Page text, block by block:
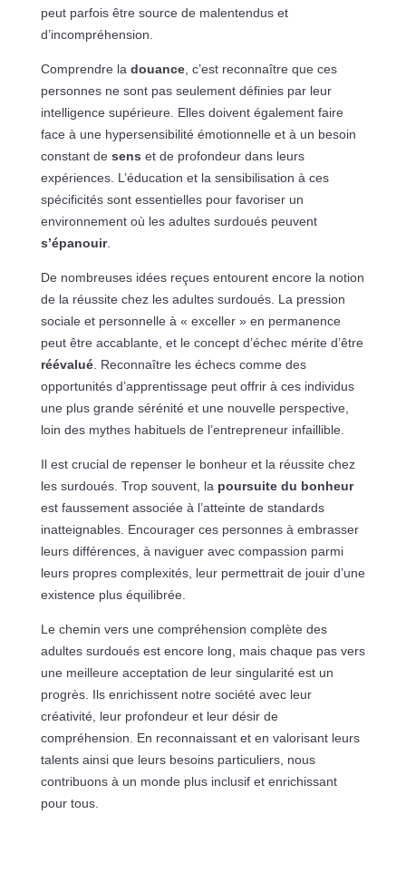
peut parfois être source de malentendus et
d’incompréhension.
Comprendre la douance, c’est reconnaître que ces
personnes ne sont pas seulement définies par leur
intelligence supérieure. Elles doivent également faire
face à une hypersensibilité émotionnelle et à un besoin
constant de sens et de profondeur dans leurs
expériences. L’éducation et la sensibilisation à ces
spécificités sont essentielles pour favoriser un
environnement où les adultes surdoués peuvent
s’épanouir.
De nombreuses idées reçues entourent encore la notion
de la réussite chez les adultes surdoués. La pression
sociale et personnelle à « exceller » en permanence
peut être accablante, et le concept d’échec mérite d’être
réévalué. Reconnaître les échecs comme des
opportunités d’apprentissage peut offrir à ces individus
une plus grande sérénité et une nouvelle perspective,
loin des mythes habituels de l’entrepreneur infaillible.
Il est crucial de repenser le bonheur et la réussite chez
les surdoués. Trop souvent, la poursuite du bonheur
est faussement associée à l’atteinte de standards
inatteignables. Encourager ces personnes à embrasser
leurs différences, à naviguer avec compassion parmi
leurs propres complexités, leur permettrait de jouir d’une
existence plus équilibrée.
Le chemin vers une compréhension complète des
adultes surdoués est encore long, mais chaque pas vers
une meilleure acceptation de leur singularité est un
progrès. Ils enrichissent notre société avec leur
créativité, leur profondeur et leur désir de
compréhension. En reconnaissant et en valorisant leurs
talents ainsi que leurs besoins particuliers, nous
contribuons à un monde plus inclusif et enrichissant
pour tous.